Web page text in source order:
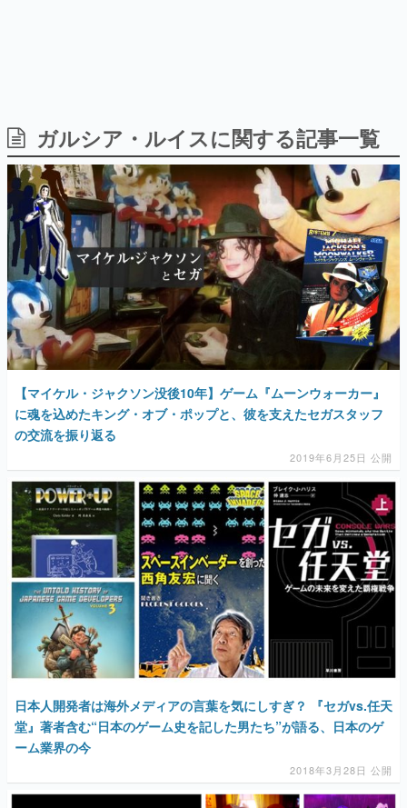
日本のモバイルゲーム史における主要なトピック・タイト
ルを網羅するほか、開発者へのインタビューや識者による
解説を掲載。約20年の歴史が一望できる決定版！
若ゲのいたり〜ゲームクリエイターの青春〜
『うつヌケ』『ペンと箸』等で知られるマンガ家・田中圭
一先生によるゲーム業界レポートマンガです。
なんでゲームは面白い？
ゲーム開発者・hamatsu氏がゲームの魅力を画面や操作の
具体的な形から解き明かしていく、硬派で骨太な評論連載
です。
ゲームが変えた日本語
「経験値」「裏技」「ラスボス」… ゲームにまつわる言葉
の起源や用法の変遷を、コンピューター文化史研究家・タ
イニーP氏が徹底調査。
カテゴリ
マンガ
女性向け
アプリレビュー
その他
電ファミニコゲーマーとは？
運営：株式会社マレ
【マイケル・ジャクソン没後10年】ゲーム『ムーンウォーカー』
に魂を込めたキング・オブ・ポップと、彼を支えたセガスタッフ
の交流を振り返る
2019年6月25日 公開
日本人開発者は海外メディアの言葉を気にしすぎ？ 『セガvs.任天
堂』著者含む“日本のゲーム史を記した男たち”が語る、日本のゲ
ーム業界の今
2018年3月28日 公開